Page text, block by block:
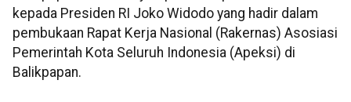
kepada Presiden RI Joko Widodo yang hadir dalam
pembukaan Rapat Kerja Nasional (Rakernas) Asosiasi
Pemerintah Kota Seluruh Indonesia (Apeksi) di
Balikpapan.